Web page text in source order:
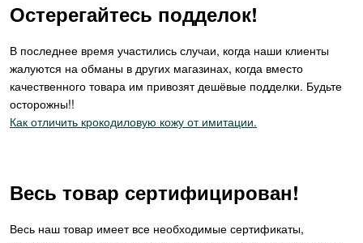
Остерегайтесь подделок!
В последнее время участились случаи, когда наши клиенты
жалуются на обманы в других магазинах, когда вместо
качественного товара им привозят дешёвые подделки. Будьте
осторожны!!
Как отличить крокодиловую кожу от имитации.
Весь товар сертифицирован!
Весь наш товар имеет все необходимые сертификаты,